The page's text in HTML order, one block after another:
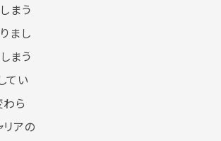
まう
まし
まう
てい
ら
アの